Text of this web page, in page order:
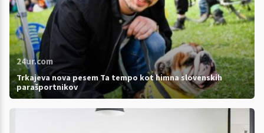
24ur.com
Trkajeva nova pesem Ta tempo kot himna slovenskih
parašportnikov